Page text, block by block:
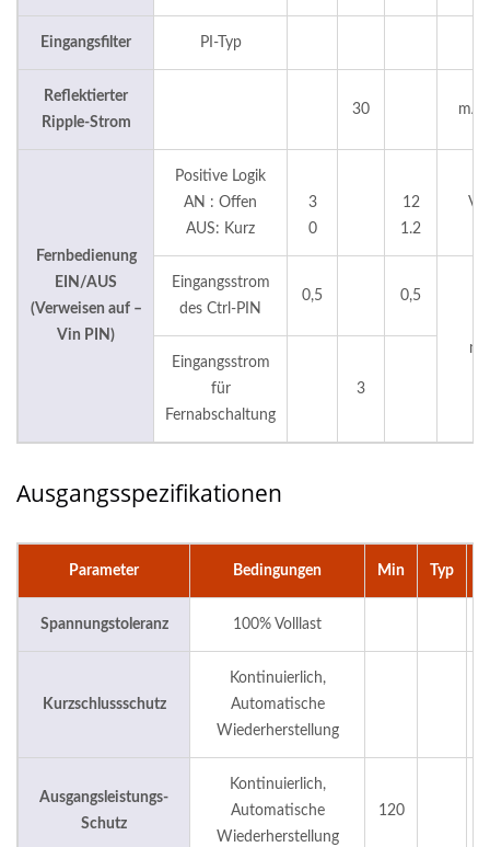
Eingangsfilter PI-Typ
Reflektierter
Ripple-Strom
30
Fernbedienung
EIN/AUS
(Verweisen auf –
Vin PIN)
Positive Logik
AN : Offen
AUS: Kurz
3
0
12
1.2
Eingangsstrom
des Ctrl-PIN
0,5 0,5
Eingangsstrom
für
Fernabschaltung
3
Ausgangsspezifikationen
Parameter Bedingungen Min Typ
Spannungstoleranz 100% Volllast
Kurzschlussschutz
Kontinuierlich,
Automatische
Wiederherstellung
Ausgangsleistungs-
Schutz
Kontinuierlich,
Automatische
Wiederherstellung
120